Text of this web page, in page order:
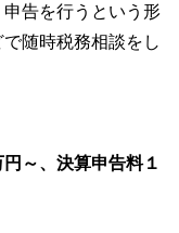
告を行うという形
随時税務相談をし
～、決算申告料１